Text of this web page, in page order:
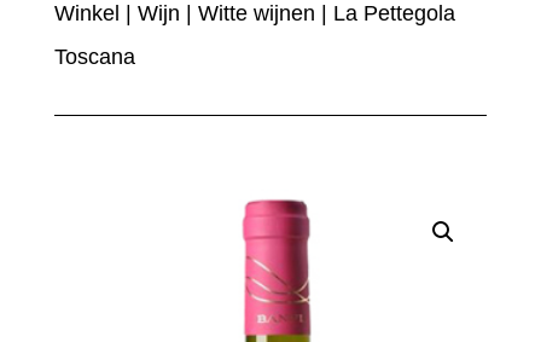
Winkel Wijn Witte wijnen | La Pettegola
Toscana